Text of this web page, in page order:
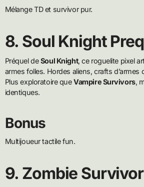
Mélange TD et survivor pur.
8. Soul Knight
Préquel deSoul Knight, ce roguelite pixel
armes folles. Hordes aliens, crafts
Plus exploratoire queVampire Survivors,
identiques.
Bonus
Multijoueur tactile fun.
9. Zombie